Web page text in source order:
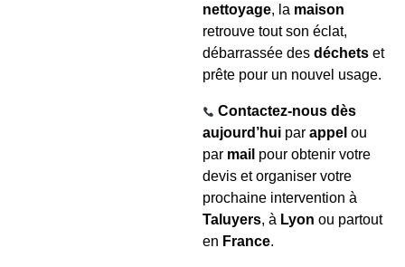
nettoyage, la maison
retrouve tout son éclat,
débarrassée des déchets et
prête pour un nouvel usage.
Contactez-nous dès
aujourd’hui par appel ou
par mail pour obtenir votre
devis et organiser votre
prochaine intervention à
Taluyers, à Lyon ou partout
en France.